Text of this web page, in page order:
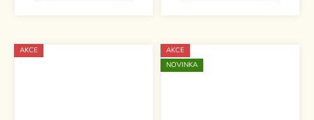
AKCE
AKCE
NOVINKA